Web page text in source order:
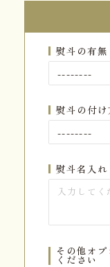
熨斗の有無
熨斗の付け
熨斗名入れ
その他オ
ください